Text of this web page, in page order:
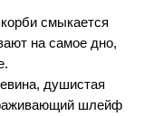
смыкается
на самое дно,
душистая
шлейф